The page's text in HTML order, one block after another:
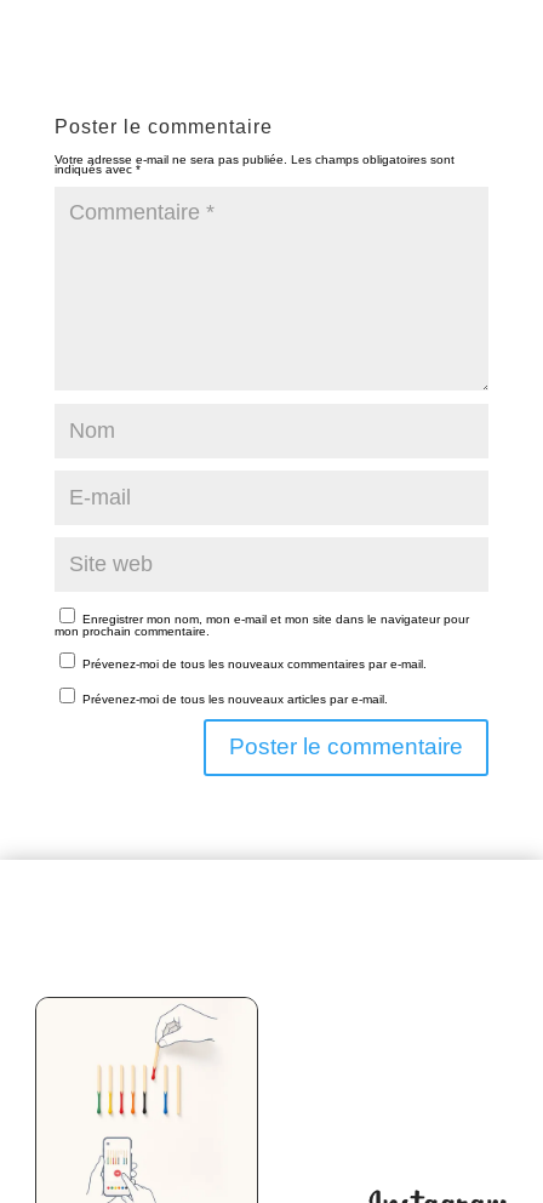
Poster le commentaire
Votre adresse e-mail ne sera pas publiée. Les champs obligatoires sont
indiqués avec *
Enregistrer mon nom, mon e-mail et mon site dans le navigateur pour
mon prochain commentaire.
Prévenez-moi de tous les nouveaux commentaires par e-mail.
Prévenez-moi de tous les nouveaux articles par e-mail.